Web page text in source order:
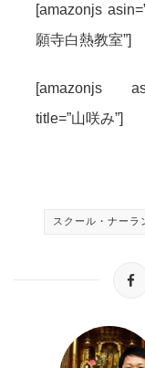
[amazonjs
願寺白熱教室”]
[amazonjs
title=”山咲み”]
スクール・ナーラ